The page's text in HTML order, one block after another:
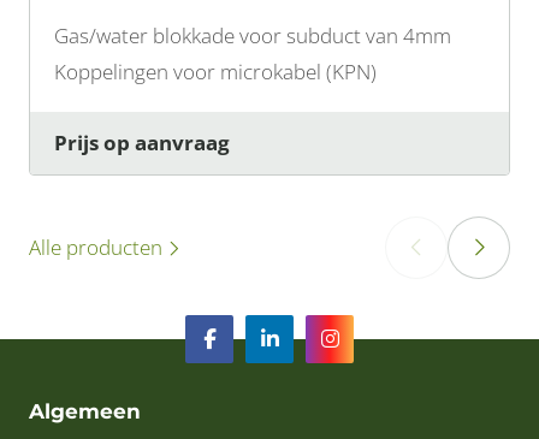
Gas/water blokkade voor subduct van 4mm
Koppelingen voor microkabel (KPN)
Prijs op aanvraag
Alle producten ‹ ›
Algemeen